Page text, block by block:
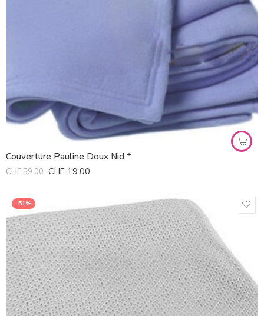
Couverture Pauline Doux Nid *
CHF59.00 CHF 19.00
-51%